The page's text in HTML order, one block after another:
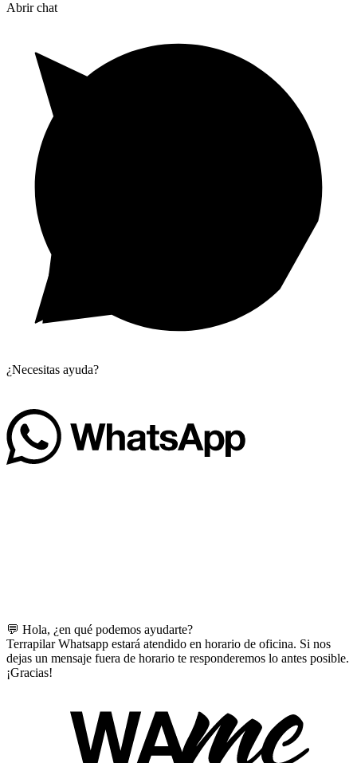
Abrir chat
¿Necesitas ayuda?
💬 Hola, ¿en qué podemos ayudarte?
Terrapilar Whatsapp estará atendido en horario de oficina. Si nos
dejas un mensaje fuera de horario te responderemos lo antes posible.
¡Gracias!